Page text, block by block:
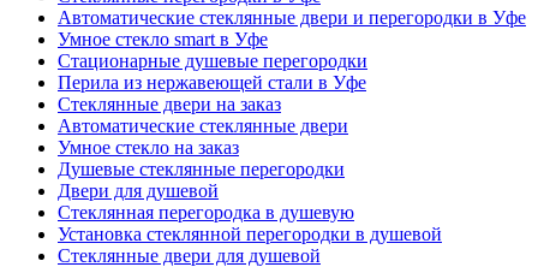
Автоматические стеклянные двери и перегородки в Уфе
Умное стекло smart в Уфе
Стационарные душевые перегородки
Перила из нержавеющей стали в Уфе
Стеклянные двери на заказ
Автоматические стеклянные двери
Умное стекло на заказ
Душевые стеклянные перегородки
Двери для душевой
Стеклянная перегородка в душевую
Установка стеклянной перегородки в душевой
Стеклянные двери для душевой